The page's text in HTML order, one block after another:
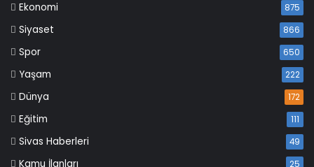
Ekonomi 875
Siyaset 866
Spor 650
Yaşam 222
Dünya 172
Eğitim 111
Sivas Haberleri 49
Kamu İlanları 25